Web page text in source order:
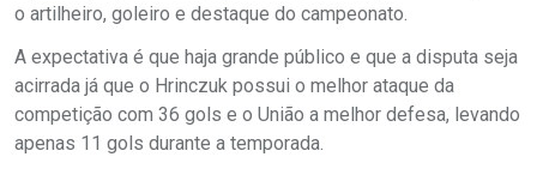
o artilheiro, goleiro e destaque do campeonato.
A expectativa é que haja grande público e que a disputa seja
acirrada já que o Hrinczuk possui o melhor ataque da
competição com 36 gols e o União a melhor defesa, levando
apenas 11 gols durante a temporada.